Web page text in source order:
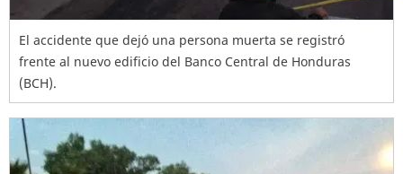
El accidente que dejó una persona muerta se registró
frente al nuevo edificio del Banco Central de Honduras
(BCH).